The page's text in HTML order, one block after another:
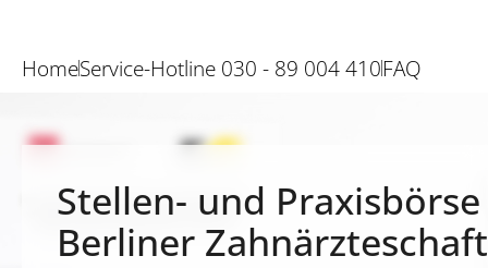
HomeService-Hotline 030 - 89 004 410FAQ
Stellen- und
Berliner Zahnärzteschaft